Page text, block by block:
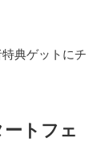
典ゲットにチ
トフェ